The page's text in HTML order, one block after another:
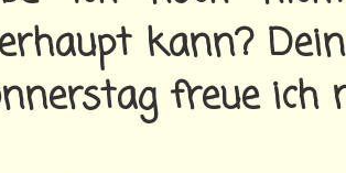
kann?
freue ich